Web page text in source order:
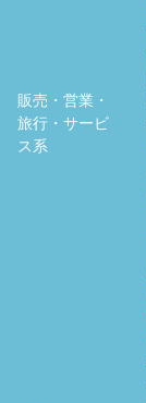
販売・営業・
旅行・サービ
ス系